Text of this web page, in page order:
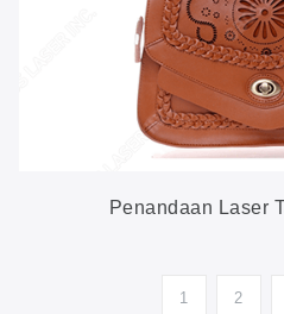
Penandaan Laser
1 2